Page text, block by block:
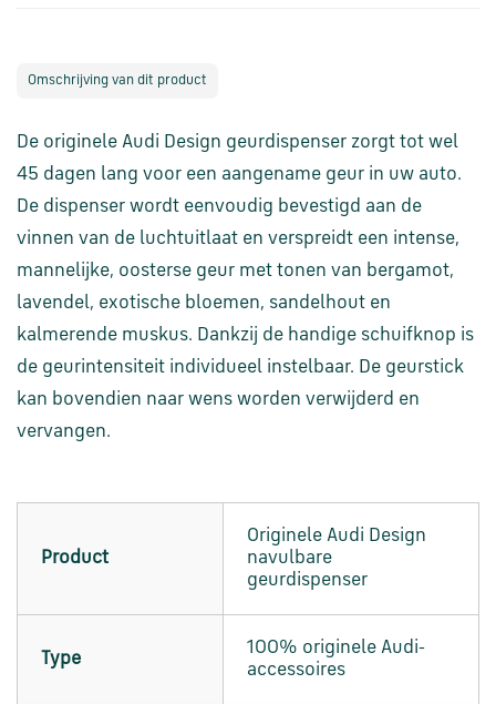
en
betalen
Levering
verzending
Retourinformatie
Klantenservice
Omschrijving van dit product
De originele Audi Design geurdispenser zorgt tot wel
45 dagen lang voor een aangename geur in uw auto.
De dispenser wordt eenvoudig bevestigd aan de
vinnen van de luchtuitlaat en verspreidt een intense,
mannelijke, oosterse geur met tonen van bergamot,
lavendel, exotische bloemen, sandelhout en
kalmerende muskus. Dankzij de handige schuifknop is
de geurintensiteit individueel instelbaar. De geurstick
kan bovendien naar wens worden verwijderd en
vervangen.
Product
Originele Audi Design
navulbare
geurdispenser
Type
100% originele Audi-
accessoires